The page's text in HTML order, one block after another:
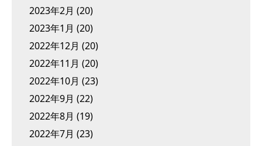
2023年2月 (20)
2023年1月 (20)
2022年12月 (20)
2022年11月 (20)
2022年10月 (23)
2022年9月 (22)
2022年8月 (19)
2022年7月 (23)